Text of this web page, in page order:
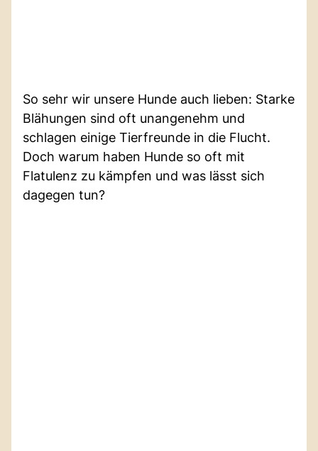
So sehr wir unsere Hunde auch lieben: Starke
Blähungen sind oft unangenehm und
schlagen einige Tierfreunde in die Flucht.
Doch warum haben Hunde so oft mit
Flatulenz zu kämpfen und was lässt sich
dagegen tun?